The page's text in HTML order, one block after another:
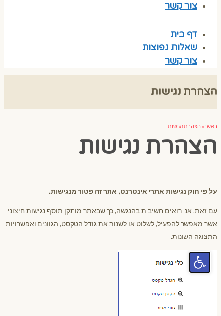
צור קשר
דף בית
שאלות נפוצות
צור קשר
הצהרת נגישות
ראשי » הצהרת נגישות
הצהרת נגישות
על פי חוק נגישות אתרי אינטרנט, אתר זה פטור מנגישות.
עם זאת, אנו רואים חשיבות בהנגשה, כך שבאתר מותקן תוסף נגישות חיצוני
אשר מאפשר להפעיל, לשלוט או לשנות את גודל הטקסט, הגוונים ואפשרויות
התצוגה השונות.